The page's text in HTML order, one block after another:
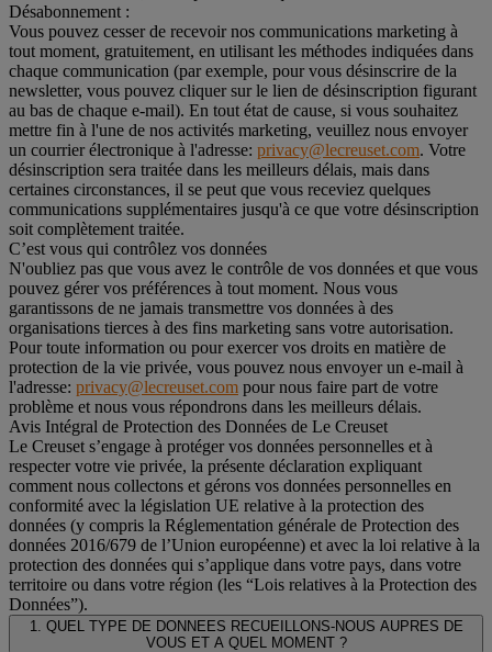
Désabonnement :
Vous pouvez cesser de recevoir nos communications marketing à
tout moment, gratuitement, en utilisant les méthodes indiquées dans
chaque communication (par exemple, pour vous désinscrire de la
newsletter, vous pouvez cliquer sur le lien de désinscription figurant
au bas de chaque e-mail). En tout état de cause, si vous souhaitez
mettre fin à l'une de nos activités marketing, veuillez nous envoyer
un courrier électronique à l'adresse: privacy@lecreuset.com. Votre
désinscription sera traitée dans les meilleurs délais, mais dans
certaines circonstances, il se peut que vous receviez quelques
communications supplémentaires jusqu'à ce que votre désinscription
soit complètement traitée.
C’est vous qui contrôlez vos données
N'oubliez pas que vous avez le contrôle de vos données et que vous
pouvez gérer vos préférences à tout moment. Nous vous
garantissons de ne jamais transmettre vos données à des
organisations tierces à des fins marketing sans votre autorisation.
Pour toute information ou pour exercer vos droits en matière de
protection de la vie privée, vous pouvez nous envoyer un e-mail à
l'adresse: privacy@lecreuset.com pour nous faire part de votre
problème et nous vous répondrons dans les meilleurs délais.
Avis Intégral de Protection des Données de Le Creuset
Le Creuset s’engage à protéger vos données personnelles et à
respecter votre vie privée, la présente déclaration expliquant
comment nous collectons et gérons vos données personnelles en
conformité avec la législation UE relative à la protection des
données (y compris la Réglementation générale de Protection des
données 2016/679 de l’Union européenne) et avec la loi relative à la
protection des données qui s’applique dans votre pays, dans votre
territoire ou dans votre région (les “Lois relatives à la Protection des
Données”).
1. QUEL TYPE DE DONNEES RECUEILLONS-NOUS AUPRES DE
VOUS ET A QUEL MOMENT ?